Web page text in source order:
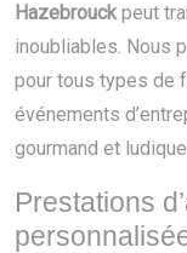
Hazebrouckpeut
inoubliables. Nous
pour tous types de
événements
gourmand et
Prestations